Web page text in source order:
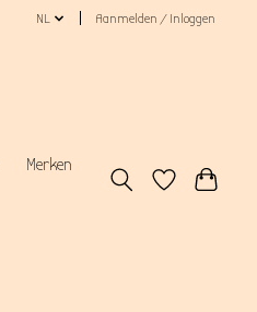
NL Aanmelden / Inloggen
Merken